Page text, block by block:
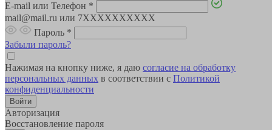
E-mail или Телефон *
mail@mail.ru или 7XXXXXXXXXX
Пароль *
Забыли пароль?
Нажимая на кнопку ниже, я даю согласие на обработку
персональных данных в соответствии с Политикой
конфиденциальности
Авторизация
Восстановление пароля